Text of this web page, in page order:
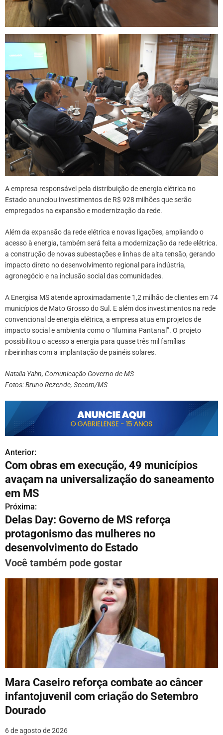
A empresa responsável pela distribuição de energia elétrica no
Estado anunciou investimentos de R$ 928 milhões que serão
empregados na expansão e modernização da rede.
Além da expansão da rede elétrica e novas ligações, ampliando o
acesso à energia, também será feita a modernização da rede elétrica.
a construção de novas subestações e linhas de alta tensão, gerando
impacto direto no desenvolvimento regional para indústria,
agronegócio e na inclusão social das comunidades.
A Energisa MS atende aproximadamente 1,2 milhão de clientes em 74
municípios de Mato Grosso do Sul. E além dos investimentos na rede
convencional de energia elétrica, a empresa atua em projetos de
impacto social e ambienta como o “Ilumina Pantanal”. O projeto
possibilitou o acesso a energia para quase três mil famílias
ribeirinhas com a implantação de painéis solares.
Natalia Yahn, Comunicação Governo de MS
Fotos: Bruno Rezende, Secom/MS
N
a
v
e
g
a
ç
o
s
Anterior:
Com obras em execução, 49 municípios
avaçam na universalização do saneamento
em MS
Próxima:
Delas Day: Governo de MS reforça
protagonismo das mulheres no
desenvolvimento do Estado
Você também pode gostar
Mara Caseiro reforça combate ao câncer
infantojuvenil com criação do Setembro
Dourado
6 de agosto de 2026